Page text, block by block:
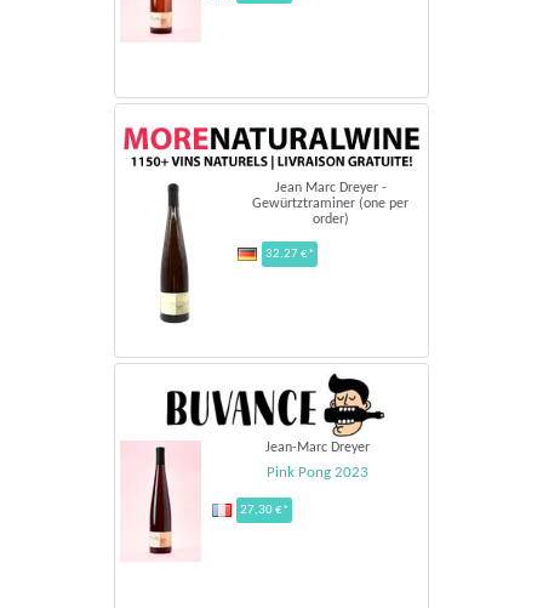
Jean Marc Dreyer -
Gewürtztraminer (one per
order)
32.27 €*
Jean-Marc Dreyer
Pink Pong 2023
27,30 €*